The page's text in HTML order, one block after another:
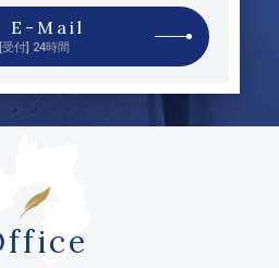
E-Mail
[受付] 24時間